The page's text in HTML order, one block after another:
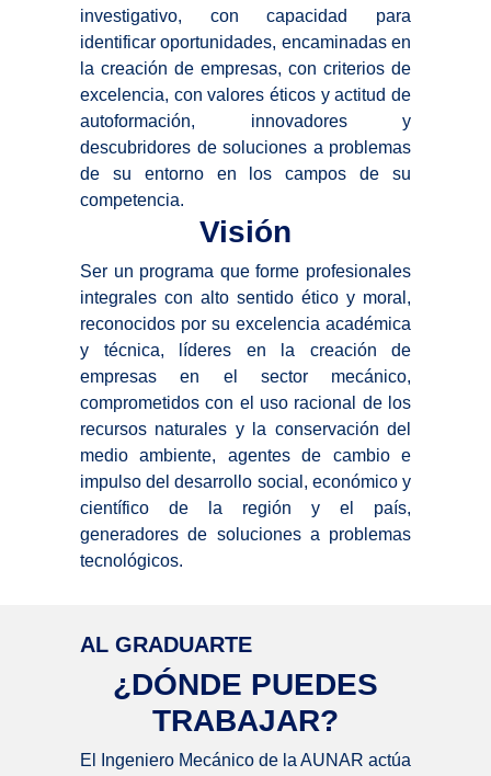
investigativo, con capacidad para
identificar oportunidades, encaminadas en
la creación de empresas, con criterios de
excelencia, con valores éticos y actitud de
autoformación, innovadores y
descubridores de soluciones a problemas
de su entorno en los campos de su
competencia.
Visión
Ser un programa que forme profesionales
integrales con alto sentido ético y moral,
reconocidos por su excelencia académica
y técnica, líderes en la creación de
empresas en el sector mecánico,
comprometidos con el uso racional de los
recursos naturales y la conservación del
medio ambiente, agentes de cambio e
impulso del desarrollo social, económico y
científico de la región y el país,
generadores de soluciones a problemas
tecnológicos.
AL GRADUARTE
¿DÓNDE PUEDES
TRABAJAR?
El Ingeniero Mecánico de la AUNAR actúa